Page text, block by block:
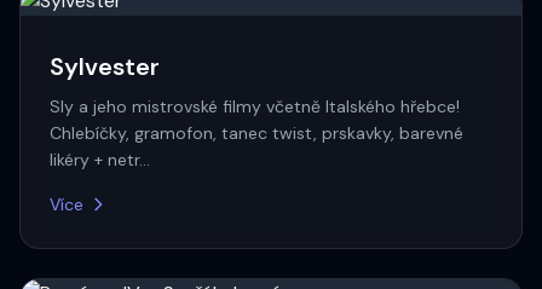
Sylvester
Sly a jeho mistrovské filmy včetně Italského hřebce!
Chlebíčky, gramofon, tanec twist, prskavky, barevné
likéry + netr…
Více